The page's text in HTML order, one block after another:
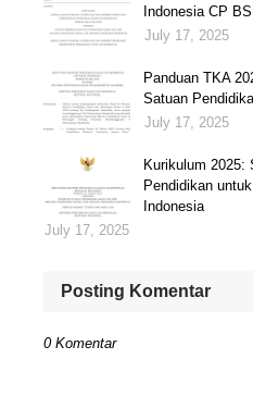
Indonesia CP
July 17, 2025
Panduan TKA
Satuan
July 17, 2025
Kurikulum 2025:
Pendidikan
Indonesia
July 17, 2025
Posting Komentar
0 Komentar